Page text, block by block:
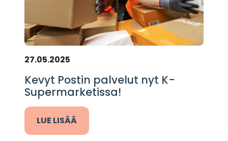
27.05.2025
Kevyt Postin palvelut nyt K-
Supermarketissa!
LUE LISÄÄ